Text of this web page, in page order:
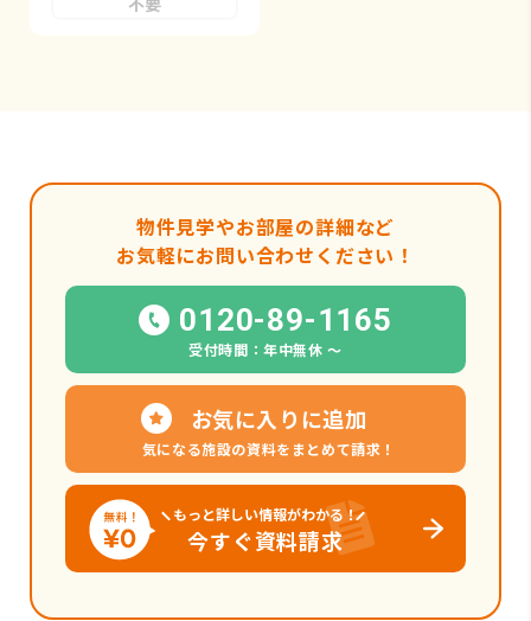
物件見学やお部屋の詳細など
お気軽にお問い合わせください！
0120-89-1165
受付時間：年中無休 〜
お気に入りに追加
気になる施設の資料をまとめて請求！
もっと詳しい情報がわかる！
今すぐ資料請求